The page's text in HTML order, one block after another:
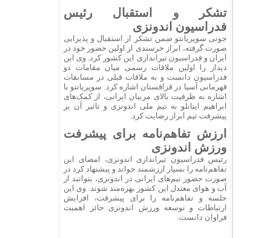
تشکر و استقبال رئیس
فدراسیون اندونزی
جونی سوپریانتو ضمن تشکر از استقبال و پذیرایی
صورت گرفته، ابراز خرسندی از اولین حضور خود در
ایران و فدراسیون تیراندازی این کشور کرد. وی این
دیدار را اولین ملاقات رسمی میان مقامات دو
فدراسیون دانست و به ملاقات قبلی در مسابقات
قهرمانی آسیا در قزاقستان اشاره کرد. سوپریانتو با
اشاره به ظرفیت بالای مربیان ایرانی، از کمک‌های
ابراهیم اینانلو به تیم ملی اندونزی و تاثیر آن بر
پیشرفت تیم ابراز رضایت کرد.
ارزش تفاهم‌نامه برای پیشرفت
ورزش اندونزی
رئیس فدراسیون تیراندازی اندونزی، امضای این
تفاهم‌نامه را بسیار ارزشمند خواند و پیشنهاد کرد در
صورت حضور تیم‌های ایرانی در اندونزی، بتوانند از
آب و هوای معتدل این کشور بهره‌مند شوند. وی این
جلسه و تفاهم‌نامه را برای پیشرفت، افزایش
ارتباطات و توسعه ورزش اندونزی حائز اهمیت
فراوان دانست.